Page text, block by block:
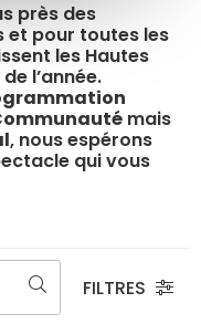
près des
et pour toutes les
les Hautes
l’année.
mais
, nous espérons
qui vous
FILTRES